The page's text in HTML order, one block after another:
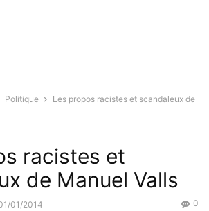
Politique
Les propos racistes et scandaleux de
racistes et
de Manuel Valls
01/2014 0